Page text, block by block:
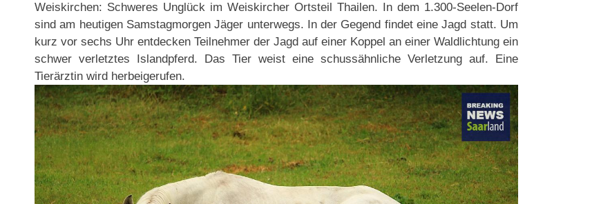
Weiskirchen: Schweres Unglück im Weiskircher Ortsteil Thailen. In dem 1.300-Seelen-Dorf
sind am heutigen Samstagmorgen Jäger unterwegs. In der Gegend findet eine Jagd statt. Um
kurz vor sechs Uhr entdecken Teilnehmer der Jagd auf einer Koppel an einer Waldlichtung ein
schwer verletztes Islandpferd. Das Tier weist eine schussähnliche Verletzung auf. Eine
Tierärztin wird herbeigerufen.